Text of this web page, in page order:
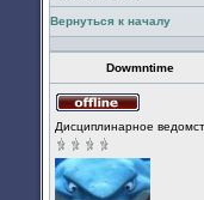
Вернуться к началу
Dowmntime
в
Дисциплинарное